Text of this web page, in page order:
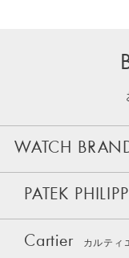
WATCH
PATEK
Cartier カルティ